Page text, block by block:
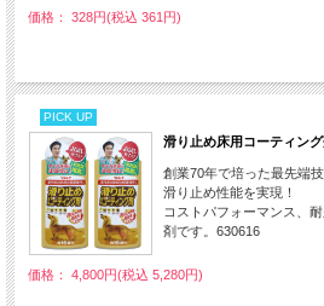
価格： 328円(税込 361円)
PICK UP
滑り止め床用コーティン
創業70年で培った最先端
滑り止め性能を実現！
コストパフォーマンス、
剤です。630616
価格： 4,800円(税込 5,280円)